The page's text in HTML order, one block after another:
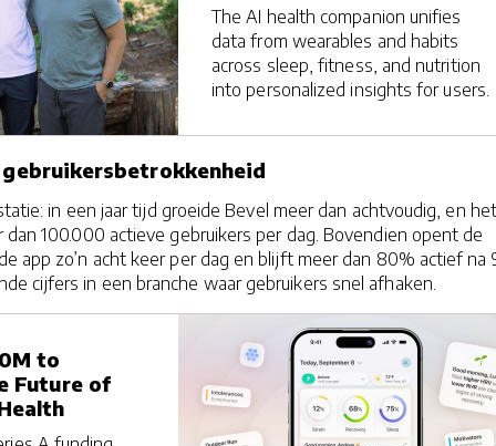
The AI health companion unifies
data from wearables and habits
across sleep, fitness, and nutrition
into personalized insights for users.
in een jaar tijd groeide Bevel meer dan achtvoudig, en het
100.000 actieve gebruikers per dag. Bovendien opent de
app zo’n acht keer per dag en blijft meer dan 80% actief na
cijfers in een branche waar gebruikers snel afhaken.
to
Future of